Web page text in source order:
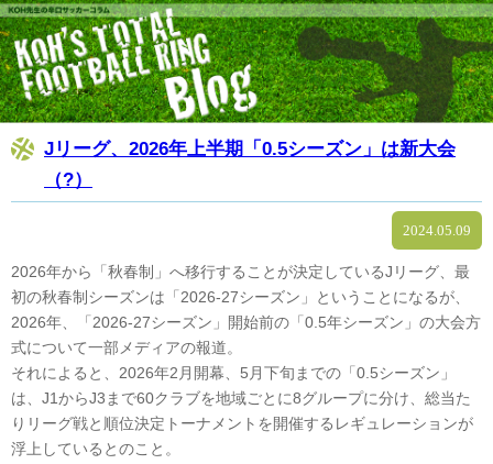
Jリーグ、2026年上半期「0.5シーズン」は新大会
（?）
2024.05.09
2026年から「秋春制」へ移行することが決定しているJリーグ、最
初の秋春制シーズンは「2026-27シーズン」ということになるが、
2026年、「2026-27シーズン」開始前の「0.5年シーズン」の大会方
式について一部メディアの報道。
それによると、2026年2月開幕、5月下旬までの「0.5シーズン」
は、J1からJ3まで60クラブを地域ごとに8グループに分け、総当た
りリーグ戦と順位決定トーナメントを開催するレギュレーションが
浮上しているとのこと。